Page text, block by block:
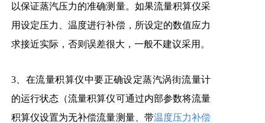
以保证蒸汽压力的准确测量。如果流量积算仪采
用设定压力、温度进行补偿，所设定的数值应力
求接近实际，否则误差很大，一般不建议采用。
3、在流量积算仪中要正确设定蒸汽涡街流量计
的运行状态（流量积算仪可通过内部参数将流量
积算仪设置为无补偿流量测量、带温度压力补偿